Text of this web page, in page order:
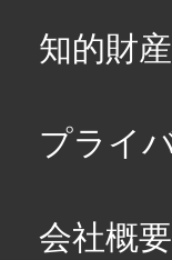
知的財産
プライ
会社概要